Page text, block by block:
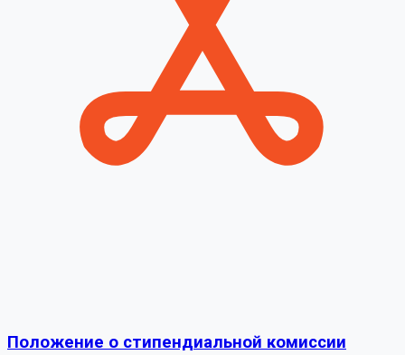
Положение о стипендиальной комиссии